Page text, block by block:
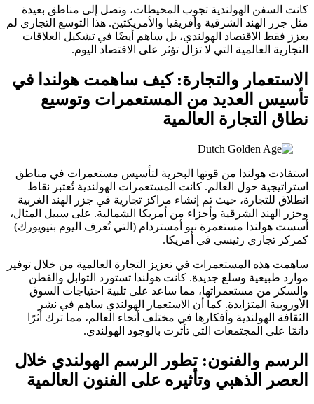
كانت السفن الهولندية تجوب المحيطات، وتصل إلى مناطق بعيدة
مثل جزر الهند الشرقية وأفريقيا والأمريكتين. هذا التوسع التجاري لم
يعزز فقط الاقتصاد الهولندي، بل ساهم أيضًا في تشكيل العلاقات
التجارية العالمية التي لا تزال تؤثر على الاقتصاد اليوم.
الاستعمار والتجارة: كيف ساهمت هولندا في
تأسيس العديد من المستعمرات وتوسيع
نطاق التجارة العالمية
استفادت هولندا من قوتها البحرية لتأسيس مستعمرات في مناطق
استراتيجية حول العالم. كانت المستعمرات الهولندية تُعتبر نقاط
انطلاق للتجارة، حيث تم إنشاء مراكز تجارية في جزر الهند الغربية
وجزر الهند الشرقية وأجزاء من أمريكا الشمالية. على سبيل المثال،
أسست هولندا مستعمرة نيو أمستردام (التي تُعرف اليوم بنيويورك)
كمركز تجاري رئيسي في أمريكا.
ساهمت هذه المستعمرات في تعزيز التجارة العالمية من خلال توفير
موارد طبيعية وسلع جديدة. كانت هولندا تستورد التوابل والقطن
والسكر من مستعمراتها، مما ساعد على تلبية احتياجات السوق
الأوروبية المتزايدة. كما أن الاستعمار الهولندي ساهم في نشر
الثقافة الهولندية وأفكارها في مختلف أنحاء العالم، مما ترك أثرًا
دائمًا على المجتمعات التي تأثرت بالوجود الهولندي.
الرسم والفنون: تطور الرسم الهولندي خلال
العصر الذهبي وتأثيره على الفنون العالمية